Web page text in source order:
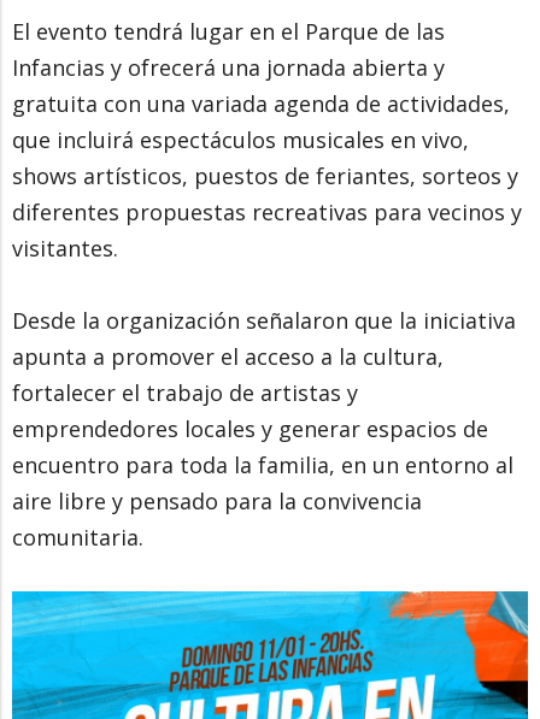
El evento tendrá lugar en el Parque de las
Infancias y ofrecerá una jornada abierta y
gratuita con una variada agenda de actividades,
que incluirá espectáculos musicales en vivo,
shows artísticos, puestos de feriantes, sorteos y
diferentes propuestas recreativas para vecinos y
visitantes.
Desde la organización señalaron que la iniciativa
apunta a promover el acceso a la cultura,
fortalecer el trabajo de artistas y
emprendedores locales y generar espacios de
encuentro para toda la familia, en un entorno al
aire libre y pensado para la convivencia
comunitaria.